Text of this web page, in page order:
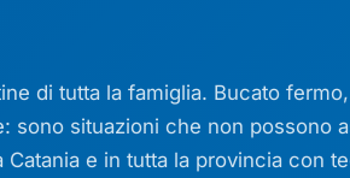
di tutta la famiglia. Bucato
sono situazioni che non possono
Catania e in tutta la provincia con